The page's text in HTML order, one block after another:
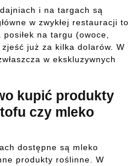
i na targach są
w zwykłej restauracji to
na targu (owoce,
już za kilka dolarów. W
w ekskluzywnych
kupić produkty
czy mleko
dostępne są mleko
produkty roślinne. W